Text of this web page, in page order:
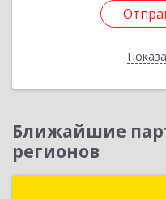
Ближайшие
регионов